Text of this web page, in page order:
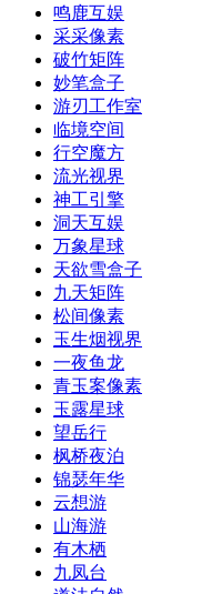
鸣鹿互娱
采采像素
破竹矩阵
妙笔盒子
游刃工作室
临境空间
行空魔方
流光视界
神工引擎
洞天互娱
万象星球
天欲雪盒子
九天矩阵
松间像素
玉生烟视界
一夜鱼龙
青玉案像素
玉露星球
望岳行
枫桥夜泊
锦瑟年华
云想游
山海游
有木栖
九凤台